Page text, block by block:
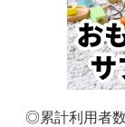
◎累計利用者